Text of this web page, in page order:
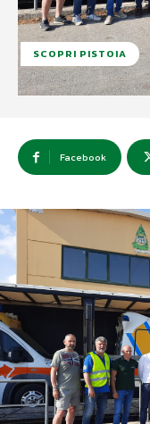
SCOPRI PISTOIA
Facebook